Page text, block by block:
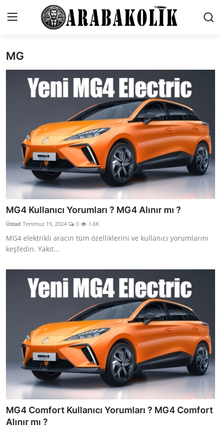
İletişim
Genel
Testler
Markalar
Öneriler
Motosiklet
Paketler
Yağlar
MG
MG4 Kullanıcı Yorumları ? MG4 Alınır mı ?
Üstad Temmuz 19, 2024 0 1.6K
MG4 elektrikli aracın tüm özelliklerini ve kullanıcı yorumlarını
keşfedin. Yakıt...
MG4 Comfort Kullanıcı Yorumları ? MG4 Comfort
Alınır mı ?